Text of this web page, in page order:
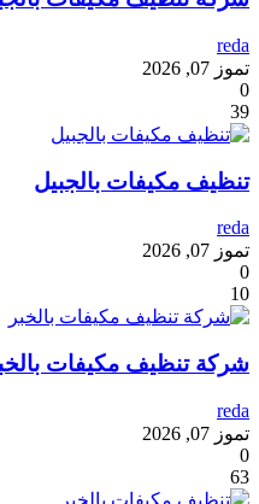
reda
تموز 07, 2026
0
39
تنظيف مكيفات بالجبيل
reda
تموز 07, 2026
0
10
شركة تنظيف مكيفات
reda
تموز 07, 2026
0
63